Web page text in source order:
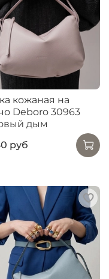
кожаная на
Deboro 30963
дым
руб